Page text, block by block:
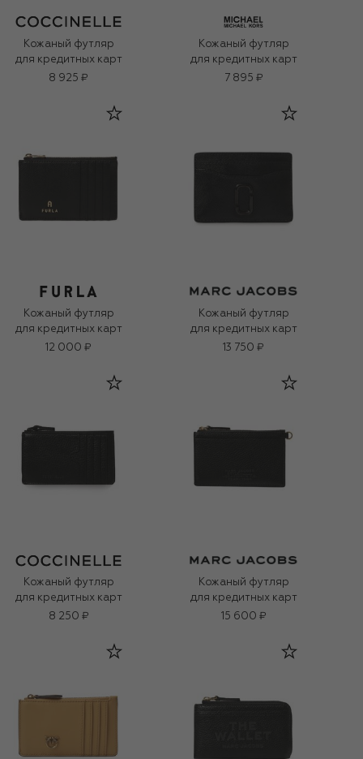
Кожаный футляр
для кредитных карт
8 925 ₽
Кожаный футляр
для кредитных карт
7 895 ₽
Кожаный футляр
для кредитных карт
12 000 ₽
Кожаный футляр
для кредитных карт
13 750 ₽
Кожаный футляр
для кредитных карт
8 250 ₽
Кожаный футляр
для кредитных карт
15 600 ₽